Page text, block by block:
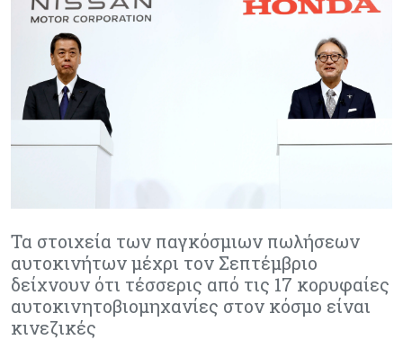
Τα στοιχεία των παγκόσμιων πωλήσεων
αυτοκινήτων μέχρι τον Σεπτέμβριο
δείχνουν ότι τέσσερις από τις 17 κορυφαίες
αυτοκινητοβιομηχανίες στον κόσμο είναι
κινεζικές